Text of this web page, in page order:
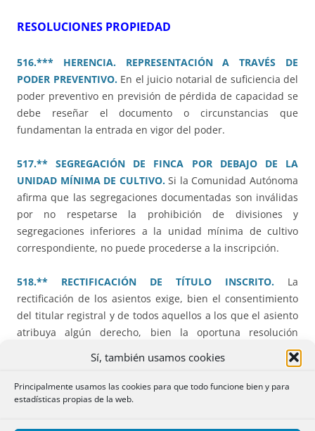
Sí, también usamos cookies
Principalmente usamos las cookies para que todo funcione bien y para
estadísticas propias de la web.
RESOLUCIONES PROPIEDAD
516.*** HERENCIA. REPRESENTACIÓN A TRAVÉS DE
PODER PREVENTIVO.En el juicio notarial de suficiencia del
poder preventivo en previsión de pérdida de capacidad se
debe reseñar el documento o circunstancias que
fundamentan la entrada en vigor del poder.
517.** SEGREGACIÓN DE FINCA POR DEBAJO DE LA
UNIDAD MÍNIMA DE CULTIVO.Si la Comunidad Autónoma
afirma que las segregaciones documentadas son inválidas
por no respetarse la prohibición de divisiones y
segregaciones inferiores a la unidad mínima de cultivo
correspondiente, no puede procederse a la inscripción.
518.** RECTIFICACIÓN DE TÍTULO INSCRITO. La
rectificación de los asientos exige, bien el consentimiento
del titular registral y de todos aquellos a los que el asiento
atribuya algún derecho, bien la oportuna resolución
judicial recaída en juicio declarativo entablado contra
todos aquellos a quienes el asiento que se trate de
rectificar conceda algún derecho.